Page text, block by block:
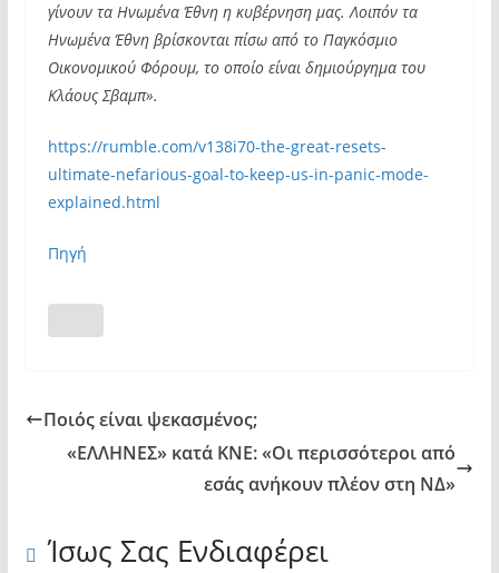
γίνουν τα Ηνωμένα Έθνη η κυβέρνηση μας. Λοιπόν τα
Ηνωμένα Έθνη βρίσκονται πίσω από το Παγκόσμιο
Οικονομικού Φόρουμ, το οποίο είναι δημιούργημα του
Κλάους Σβαμπ».
https://rumble.com/v138i70-the-great-resets-
ultimate-nefarious-goal-to-keep-us-in-panic-mode-
explained.html
Πηγή
Ποιός είναι ψεκασμένος;
«ΕΛΛΗΝΕΣ» κατά ΚΝΕ: «Οι περισσότεροι από
εσάς ανήκουν πλέον στη ΝΔ»
Ίσως Σας Ενδιαφέρει